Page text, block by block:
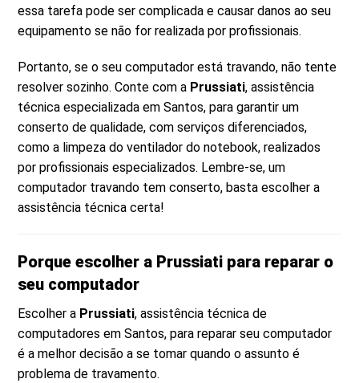
essa tarefa pode ser complicada e causar danos ao seu
equipamento se não for realizada por profissionais.
Portanto, se o seu computador está travando, não tente
resolver sozinho. Conte com a Prussiati, assistência
técnica especializada em Santos, para garantir um
conserto de qualidade, com serviços diferenciados,
como a limpeza do ventilador do notebook, realizados
por profissionais especializados. Lembre-se, um
computador travando tem conserto, basta escolher a
assistência técnica certa!
Porque escolher a Prussiati para reparar o
seu computador
Escolher a Prussiati, assistência técnica de
computadores em Santos, para reparar seu computador
é a melhor decisão a se tomar quando o assunto é
problema de travamento.